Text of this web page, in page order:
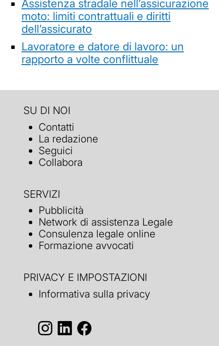
Assistenza stradale nell’assicurazione
moto: limiti contrattuali e diritti
dell’assicurato
Lavoratore e datore di lavoro: un
rapporto a volte conflittuale
SU DI NOI
Contatti
La redazione
Seguici
Collabora
SERVIZI
Pubblicità
Network di assistenza Legale
Consulenza legale online
Formazione avvocati
PRIVACY E IMPOSTAZIONI
Informativa sulla privacy